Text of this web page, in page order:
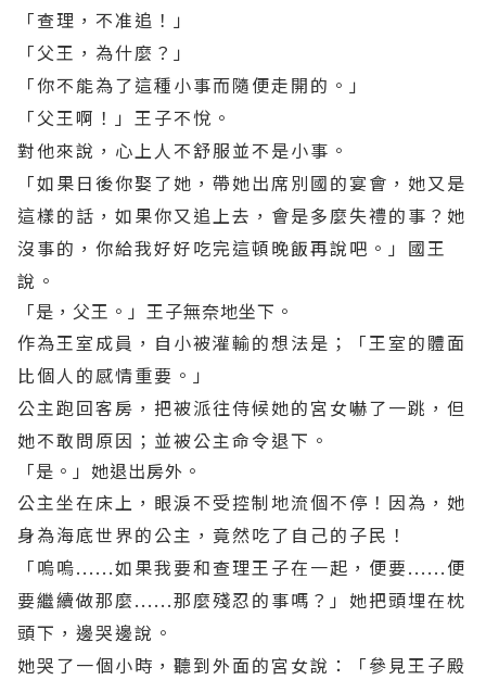
「查理，不准追！」
「父王，為什麼？」
「你不能為了這種小事而隨便走開的。」
「父王啊！」王子不悅。
對他來說，心上人不舒服並不是小事。
「如果日後你娶了她，帶她出席別國的宴會，她又是
這樣的話，如果你又追上去，會是多麼失禮的事？她
沒事的，你給我好好吃完這頓晚飯再說吧。」國王
說。
「是，父王。」王子無奈地坐下。
作為王室成員，自小被灌輸的想法是；「王室的體面
比個人的感情重要。」
公主跑回客房，把被派往侍候她的宮女嚇了一跳，但
她不敢問原因；並被公主命令退下。
「是。」她退出房外。
公主坐在床上，眼淚不受控制地流個不停！因為，她
身為海底世界的公主，竟然吃了自己的子民！
「嗚嗚......如果我要和查理王子在一起，便要......便
要繼續做那麼......那麼殘忍的事嗎？」她把頭埋在枕
頭下，邊哭邊說。
她哭了一個小時，聽到外面的宮女說：「參見王子殿